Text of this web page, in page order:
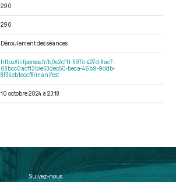
290
290
Déroulement des séances
https://iiif.persee.fr/b0e2cf11-597c-427d-8ac7-
68bcc0acf13b/e53dec50-beca-46b9-9ddb-
8f34eb1eccf8/manifest
10 octobre 2024 à 23:18
Suivez-nous